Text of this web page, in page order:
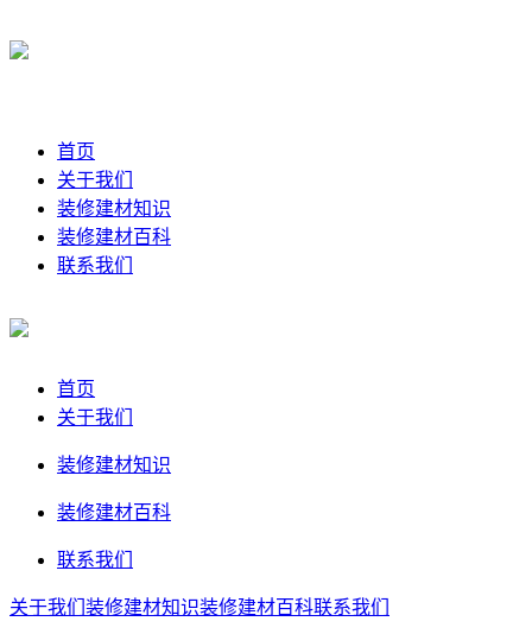
首页
关于我们
装修建材知识
装修建材百科
联系我们
首页
关于我们
装修建材知识
装修建材百科
联系我们
关于我们 装修建材知识装修建材百科联系我们